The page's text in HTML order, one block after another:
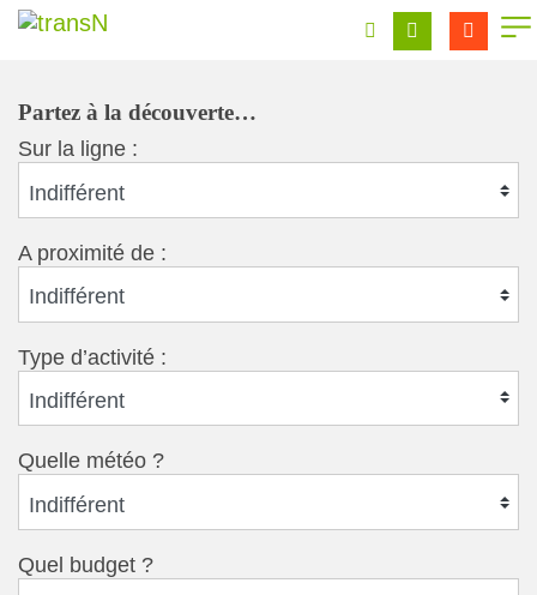
Partez à la découverte…
Sur la ligne :
Indifférent
A proximité de :
Indifférent
Type d’activité :
Indifférent
Quelle météo ?
Indifférent
Quel budget ?